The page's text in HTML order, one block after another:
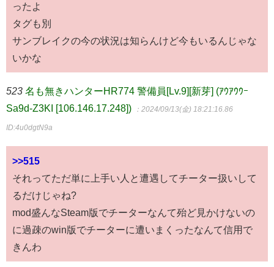
ったよ
タグも別
サンブレイクの今の状況は知らんけど今もいるんじゃな
いかな
523 名も無きハンターHR774 警備員[Lv.9][新芽] (ｱｳｱｳｳｰ
Sa9d-Z3KI [106.146.17.248])
：2024/09/13(金) 18:21:16.86
ID:4u0dgtN9a
>>515
それってただ単に上手い人と遭遇してチーター扱いして
るだけじゃね?
mod盛んなSteam版でチーターなんて殆ど見かけないの
に過疎のwin版でチーターに遭いまくったなんて信用で
きんわ